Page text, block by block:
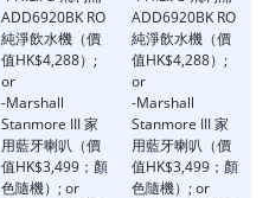
ADD6920BK RO
純淨飲水機（價
值HK$4,288）;
or
-Marshall
Stanmore III 家
用藍牙喇叭（價
值HK$3,499；顏
色隨機）; or
ADD6920BK RO
純淨飲水機（價
值HK$4,288）;
or
-Marshall
Stanmore III 家
用藍牙喇叭（價
值HK$3,499；顏
色隨機）; or